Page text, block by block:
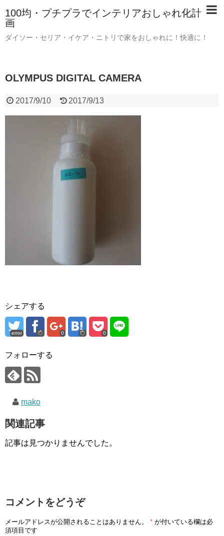
100均・プチプラでインテリアおしゃれ化計
画
ダイソー・セリア・イケア・ニトリで家をおしゃれに！快適に！
OLYMPUS DIGITAL CAMERA
2017/9/10 2017/9/13
シェアする
error 0 0
フォローする
mako
関連記事
記事は見つかりませんでした。
コメントをどうぞ
メールアドレスが公開されることはありません。 * が付いている欄は必
須項目です